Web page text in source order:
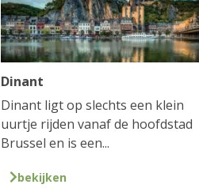
Dinant
Dinant ligt op slechts een klein
uurtje rijden vanaf de hoofdstad
Brussel en is een...
bekijken